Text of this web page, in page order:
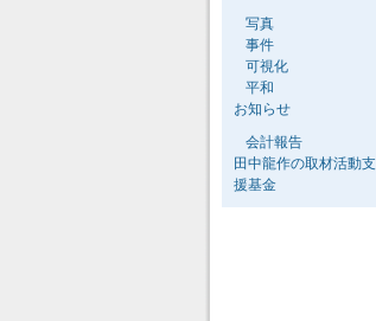
写真
事件
可視化
平和
お知らせ
会計報告
田中龍作の取材活動支
援基金